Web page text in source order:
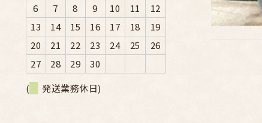
6
7 8 9 10 11
12
13
14 15 16 17 18
19
20
21 22 23 24 25
26
27
28 29
30
(
発送業務休日)